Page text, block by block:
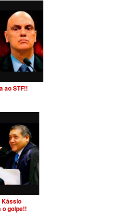
ao STF!!
Kássio
o golpe!!